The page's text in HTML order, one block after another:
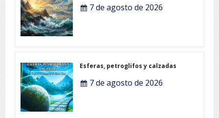
7 de agosto de 2026
Esferas, petroglifos y calzadas
7 de agosto de 2026